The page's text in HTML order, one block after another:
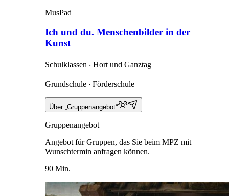
MusPad
Ich und du. Menschenbilder in der
Kunst
Schulklassen ‧ Hort und Ganztag
Grundschule ‧ Förderschule
Über „Gruppenangebot“
Gruppenangebot
Angebot für Gruppen, das Sie beim MPZ mit
Wunschtermin anfragen können.
90 Min.